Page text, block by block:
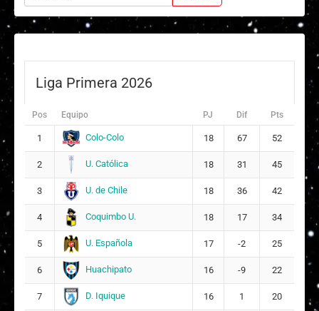
Liga Primera 2026
Pos Equipo PJ Dif Pts
1 Colo-Colo 18 67 52
2 U. Católica 18 31 45
3 U. de Chile 18 36 42
4 Coquimbo U. 18 17 34
5 U. Española 17 -2 25
6 Huachipato 16 -9 22
7 D. Iquique 16 1 20